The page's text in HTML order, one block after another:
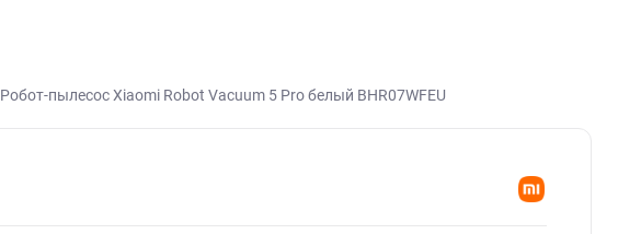
Робот-пылесос Xiaomi Robot Vacuum 5 Pro белый BHR07WFEU